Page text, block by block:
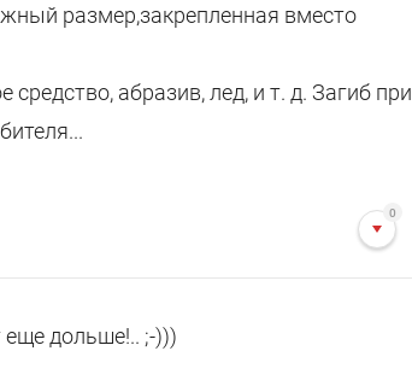
размер,закрепленная вместо
абразив, лед, и т. д. Загиб при
0
дольше!.. ;-)))